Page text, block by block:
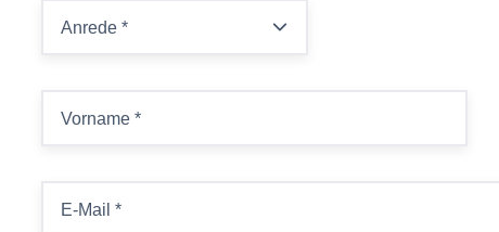
Anrede *
Vorname *
E-Mail *